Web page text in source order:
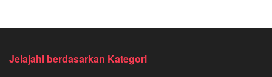
Jelajahi berdasarkan Kategori